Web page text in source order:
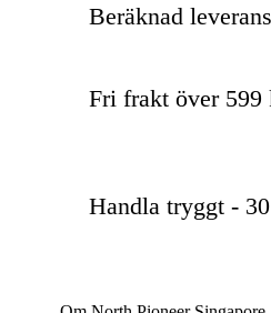
Beräknad
Fri frakt över 599
Handla tryggt -